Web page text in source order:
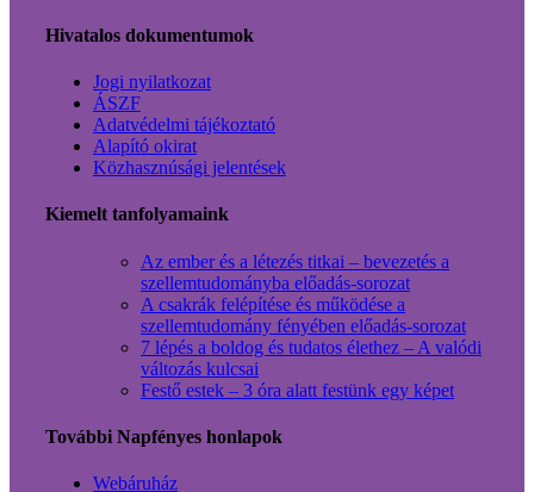
Hivatalos dokumentumok
Jogi nyilatkozat
ÁSZF
Adatvédelmi tájékoztató
Alapító okirat
Közhasznúsági jelentések
Kiemelt tanfolyamaink
Az ember és a létezés titkai – bevezetés a
szellemtudományba előadás-sorozat
A csakrák felépítése és működése a
szellemtudomány fényében előadás-sorozat
7 lépés a boldog és tudatos élethez – A valódi
változás kulcsai
Festő estek – 3 óra alatt festünk egy képet
További Napfényes honlapok
Webáruház